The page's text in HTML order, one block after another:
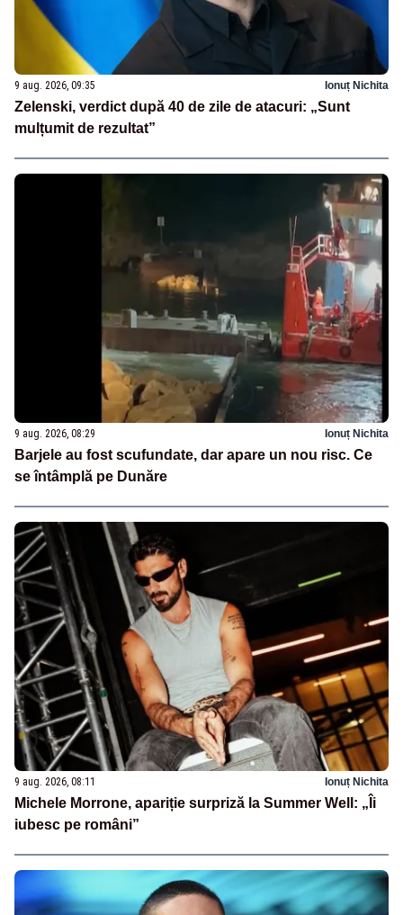
9 aug. 2026, 09:35 Ionuț Nichita
Zelenski, verdict după 40 de zile de atacuri: „Sunt
mulțumit de rezultat”
9 aug. 2026, 08:29 Ionuț Nichita
Barjele au fost scufundate, dar apare un nou risc. Ce
se întâmplă pe Dunăre
9 aug. 2026, 08:11 Ionuț Nichita
Michele Morrone, apariție surpriză la Summer Well: „Îi
iubesc pe români”